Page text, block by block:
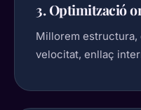
3. Optimització
Millorem estructura,
velocitat, enllaç